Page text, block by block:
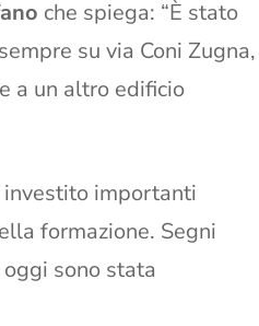
che spiega: “È stato
su via Coni Zugna,
a un altro edificio
investito importanti
formazione. Segni
sono stata